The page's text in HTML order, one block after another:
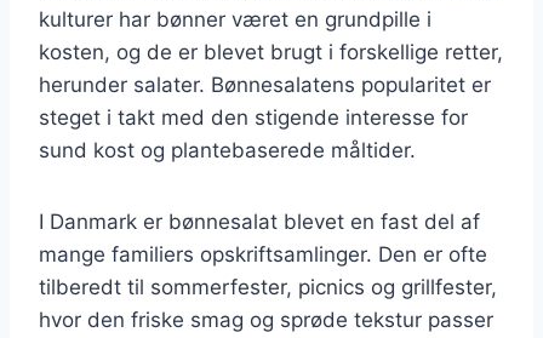
kulturer har bønner været en grundpille i
kosten, og de er blevet brugt i forskellige retter,
herunder salater. Bønnesalatens popularitet er
steget i takt med den stigende interesse for
sund kost og plantebaserede måltider.
I Danmark er bønnesalat blevet en fast del af
mange familiers opskriftsamlinger. Den er ofte
tilberedt til sommerfester, picnics og grillfester,
hvor den friske smag og sprøde tekstur passer